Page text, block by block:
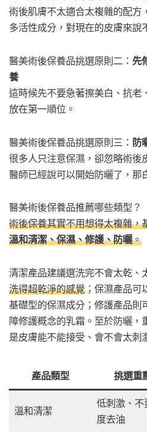
術後肌膚不太適合太複雜的配方
多活性成分，對現在的皮膚來說
醫美術後保養品挑選原則二： 先
養
這時候先不要急著擦美白、抗老
放在第一順位。
醫美術後保養品挑選原則三： 防
很多人只注意保濕，卻忽略術後
醫師已經說可以開始防曬了，那
醫美術後保養品推薦哪些類型？
術後保養其實不用想得太複雜，
溫和清潔、保濕、修護、防曬。
清潔產品建議選洗完不會太乾、
洗得超乾淨的感覺 ；保濕產品
基礎型的保濕成分；修護產品則
障修護概念的乳霜。至於防曬，
是皮膚能不能接受、會不會太刺
產品類型 挑選重
溫和清潔
低刺激、不
度去油